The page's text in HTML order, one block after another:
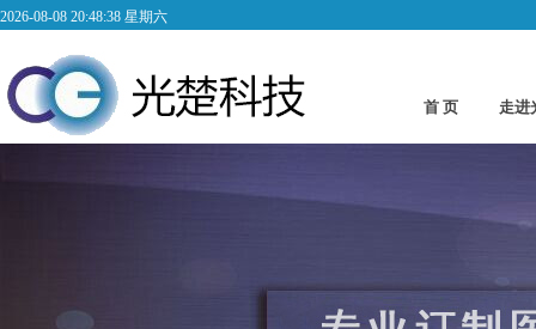
2026-08-08 20:48:38 星期六
首 页 走进